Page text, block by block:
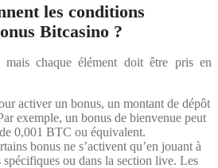
les conditions
Bitcasino ?
mais chaque élément doit être pris en
activer un bonus, un montant de dépôt
exemple, un bonus de bienvenue peut
0,001 BTC ou équivalent.
bonus ne s’activent qu’en jouant à
spécifiques ou dans la section live. Les